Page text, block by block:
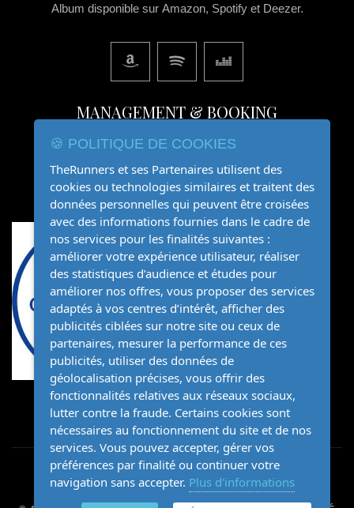
Album disponible sur Amazon, Spotify et Deezer.
MANAGEMENT & BOOKING
06.81.93.16.35
organisation@therunners.fr
Mentions légales Crédits CGV
🍪 POLITIQUE DE COOKIES
TheRunners et ses Partenaires utilisent des
cookies ou technologies similaires et traitent des
données personnelles qui peuvent être croisées
avec des informations fournies dans le cadre de
nos services pour les finalités suivantes :
améliorer votre expérience utilisateur, réaliser
des statistiques d’audience et études pour
améliorer nos offres, vous proposer des services
adaptés à vos centres d’intérêt, afficher des
publicités ciblées sur notre site ou ceux de
partenaires, mesurer la performance de ces
publicités, utiliser des données de
géolocalisation précises, vous offrir des
fonctionnalités relatives aux réseaux sociaux,
lutter contre la fraude. Certains cookies sont
nécessaires au fonctionnement du site et de nos
services. Vous pouvez accepter, gérer vos
préférences par finalité ou continuer votre
navigation sans accepter.
Plus d'informations